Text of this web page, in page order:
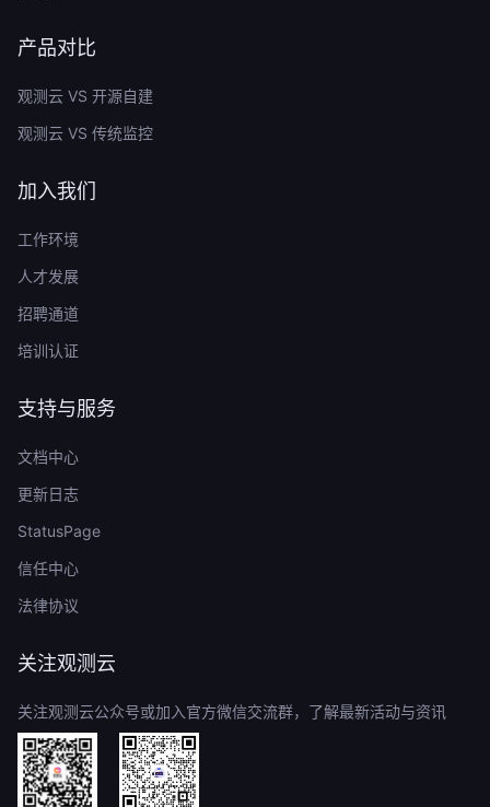
产品对比
观测云 VS 开源自建
观测云 VS 传统监控
加入我们
工作环境
人才发展
招聘通道
培训认证
支持与服务
文档中心
更新日志
StatusPage
信任中心
法律协议
关注观测云
关注观测云公众号或加入官方微信交流群，了解最新活动与资讯